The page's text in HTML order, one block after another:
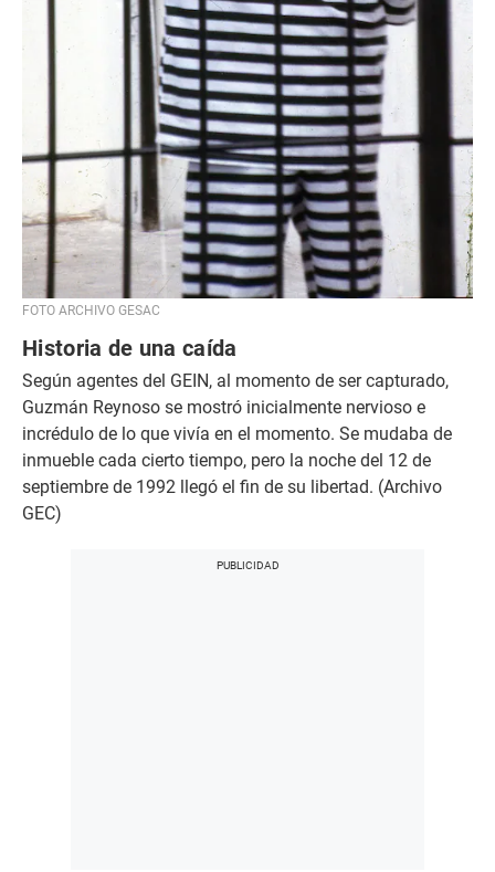
FOTO ARCHIVO GESAC
Historia de una caída
Según agentes del GEIN, al momento de ser capturado,
Guzmán Reynoso se mostró inicialmente nervioso e
incrédulo de lo que vivía en el momento. Se mudaba de
inmueble cada cierto tiempo, pero la noche del 12 de
septiembre de 1992 llegó el fin de su libertad. (Archivo
GEC)